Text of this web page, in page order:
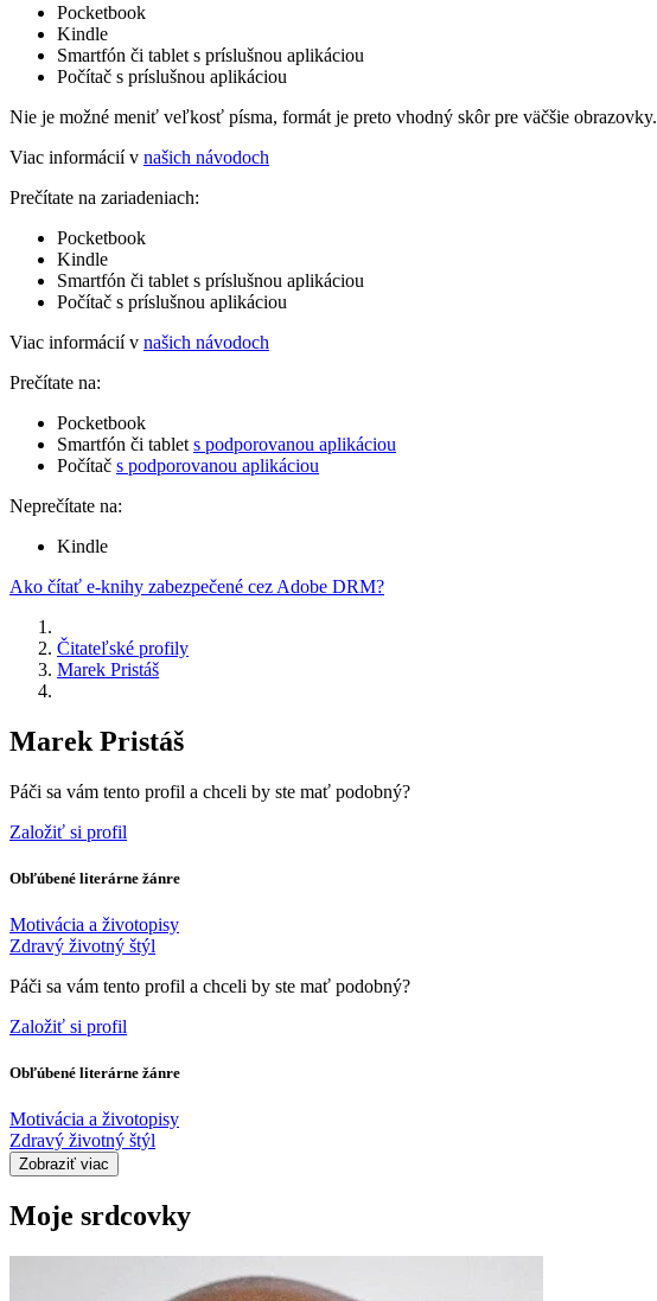
Pocketbook
Kindle
Smartfón či tablet s príslušnou aplikáciou
Počítač s príslušnou aplikáciou
Nie je možné meniť veľkosť písma, formát je preto vhodný skôr pre väčšie obrazovky.
Viac informácií v našich návodoch
Prečítate na zariadeniach:
Pocketbook
Kindle
Smartfón či tablet s príslušnou aplikáciou
Počítač s príslušnou aplikáciou
Viac informácií v našich návodoch
Prečítate na:
Pocketbook
Smartfón či tablet s podporovanou aplikáciou
Počítač s podporovanou aplikáciou
Neprečítate na:
Kindle
Ako čítať e-knihy zabezpečené cez Adobe DRM?
Čitateľské profily
Marek Pristáš
Marek Pristáš
Páči sa vám tento profil a chceli by ste mať podobný?
Založiť si profil
Obľúbené literárne žánre
Motivácia a životopisy
Zdravý životný štýl
Páči sa vám tento profil a chceli by ste mať podobný?
Založiť si profil
Obľúbené literárne žánre
Motivácia a životopisy
Zdravý životný štýl
Zobraziť viac
Moje srdcovky